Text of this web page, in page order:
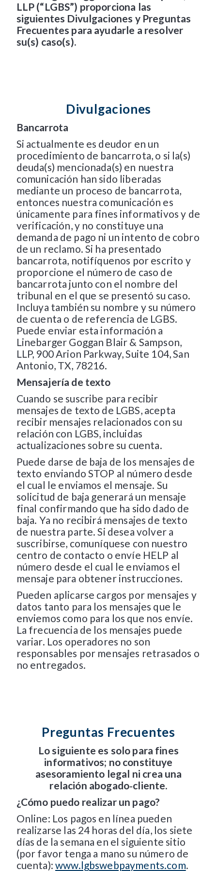
LLP (“LGBS”) proporciona las
siguientes Divulgaciones y Preguntas
Frecuentes para ayudarle a resolver
su(s) caso(s).
Divulgaciones
Bancarrota
Si actualmente es deudor en un
procedimiento de bancarrota, o si la(s)
deuda(s) mencionada(s) en nuestra
comunicación han sido liberadas
mediante un proceso de bancarrota,
entonces nuestra comunicación es
únicamente para fines informativos y de
verificación, y no constituye una
demanda de pago ni un intento de cobro
de un reclamo. Si ha presentado
bancarrota, notifíquenos por escrito y
proporcione el número de caso de
bancarrota junto con el nombre del
tribunal en el que se presentó su caso.
Incluya también su nombre y su número
de cuenta o de referencia de LGBS.
Puede enviar esta información a
Linebarger Goggan Blair & Sampson,
LLP, 900 Arion Parkway, Suite 104, San
Antonio, TX, 78216.
Mensajería de texto
Cuando se suscribe para recibir
mensajes de texto de LGBS, acepta
recibir mensajes relacionados con su
relación con LGBS, incluidas
actualizaciones sobre su cuenta.
Puede darse de baja de los mensajes de
texto enviando STOP al número desde
el cual le enviamos el mensaje. Su
solicitud de baja generará un mensaje
final confirmando que ha sido dado de
baja. Ya no recibirá mensajes de texto
de nuestra parte. Si desea volver a
suscribirse, comuníquese con nuestro
centro de contacto o envíe HELP al
número desde el cual le enviamos el
mensaje para obtener instrucciones.
Pueden aplicarse cargos por mensajes y
datos tanto para los mensajes que le
enviemos como para los que nos envíe.
La frecuencia de los mensajes puede
variar. Los operadores no son
responsables por mensajes retrasados o
no entregados.
Preguntas Frecuentes
Lo siguiente es solo para fines
informativos; no constituye
asesoramiento legal ni crea una
relación abogado‑cliente.
¿Cómo puedo realizar un pago?
Online: Los pagos en línea pueden
realizarse las 24 horas del día, los siete
días de la semana en el siguiente sitio
(por favor tenga a mano su número de
cuenta):www.lgbswebpayments.com.